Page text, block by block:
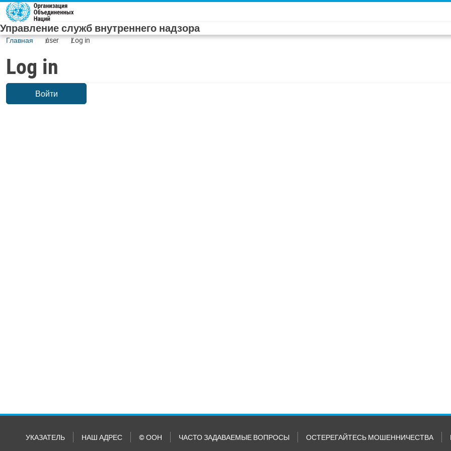
Skip to main content
Управление служб внутреннего надзора
Главная user Log in
Log in
Войти
УКАЗАТЕЛЬ НАШ АДРЕС © ООН ЧАСТО ЗАДАВАЕМЫЕ ВОПРОСЫ ОСТЕРЕГАЙТЕСЬ МОШЕННИЧЕСТВА